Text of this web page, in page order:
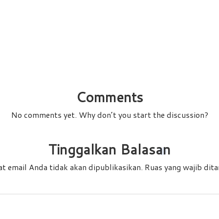
Comments
No comments yet. Why don’t you start the discussion?
Tinggalkan Balasan
email Anda tidak akan dipublikasikan. Ruas yang wajib